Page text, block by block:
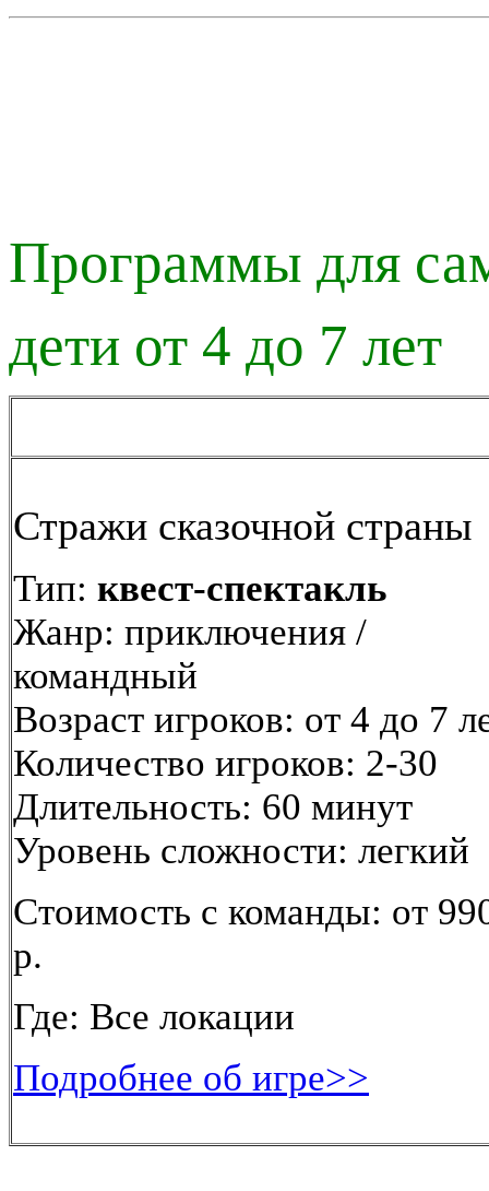
Программы для
дети от 4 до 7 лет
Стражи сказочной страны
Тип: квест-спектакль
Жанр: приключения /
командный
Возраст игроков: от 4 до 7
Количество игроков: 2-30
Длительность: 60 минут
Уровень сложности: легкий
Стоимость с команды: от
р.
Где: Все локации
Подробнее об игре>>